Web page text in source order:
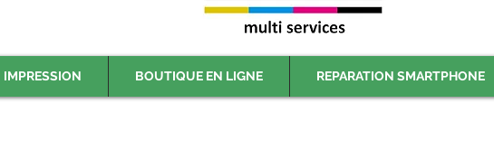
IMPRESSION BOUTIQUE EN LIGNE REPARATION SMARTPHONE